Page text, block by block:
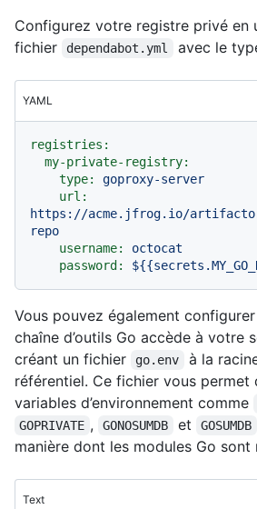
Configurez votre registre privé en
fichier
dependabot.yml avec le
YAML
registries:
my-private-registry:
type:
goproxy-server
url:
https://acme.jfrog.io/
repo
username:
octocat
password:
Vous pouvez également
chaîne d’outils Go accède à votre
créant un fichier
go.env
à la
référentiel. Ce fichier vous permet
variables d’environnement comme
GOPRIVATE , GONOSUMDB et GOSUMDB
manière dont les modules Go sont
Text